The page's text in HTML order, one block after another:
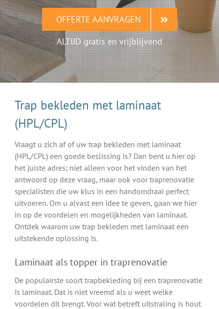
OFFERTE AANVRAGEN
ALTIJD gratis en vrijblijvend
Trap bekleden met laminaat
(HPL/CPL)
Vraagt u zich af of uw trap bekleden met laminaat
(HPL/CPL) een goede beslissing is? Dan bent u hier op
het juiste adres; niet alleen voor het vinden van het
antwoord op deze vraag, maar ook voor traprenovatie
specialisten die uw klus in een handomdraai perfect
uitvoeren. Om u alvast een idee te geven, gaan we hier
in op de voordelen en mogelijkheden van laminaat.
Ontdek waarom uw trap bekleden met laminaat een
uitstekende oplossing is.
Laminaat als topper in traprenovatie
De populairste soort trapbekleding bij een traprenovatie
is laminaat. Dat is niet vreemd als u weet welke
voordelen dit brengt. Voor wat betreft uitstraling is hout